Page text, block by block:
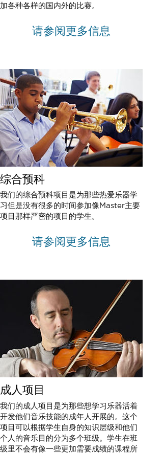
加各种各样的国内外的比赛。
请参阅更多信息
综合预科
我们的综合预科项目是为那些热爱乐器学
习但是没有很多的时间参加像Master主要
项目那样严密的项目的学生。
请参阅更多信息
成人项目
我们的成人项目是为那些想学习乐器活着
开发他们音乐技能的成年人开展的。这个
项目可以根据学生自身的知识层级和他们
个人的音乐目的分为多个班级。学生在班
级里不会有像一些更加需要成绩的课程所